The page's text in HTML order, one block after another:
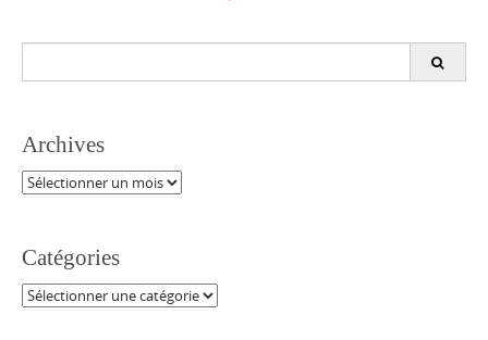
Archives
Archives
Catégories
Catégories